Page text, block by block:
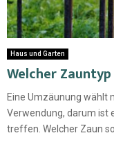
Haus und Garten
Welcher
Eine Umzäunung wählt
Verwendung, darum ist
treffen. Welcher Zaun